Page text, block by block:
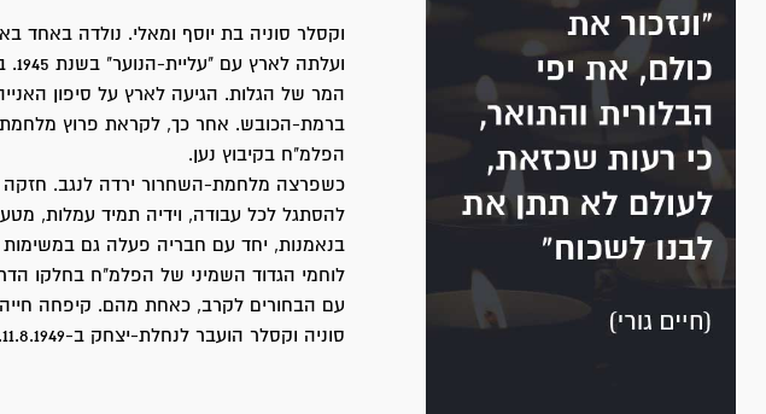
המר של הגלות. הגיעה לארץ על סיפון
ברמת-הכובש. אחר כך, לקראת פרוץ
הפלמ"ח בקיבוץ נען.
כשפרצה מלחמת-השחרור ירדה לנגב. חזקה
להסתגל לכל עבודה, וידיה תמיד עמלות,
לוחמי הגדוד השמיני של הפלמ"ח בחלקו
סוניה וקסלר הועבר לנחלת-יצחק ב-11.8.1949.